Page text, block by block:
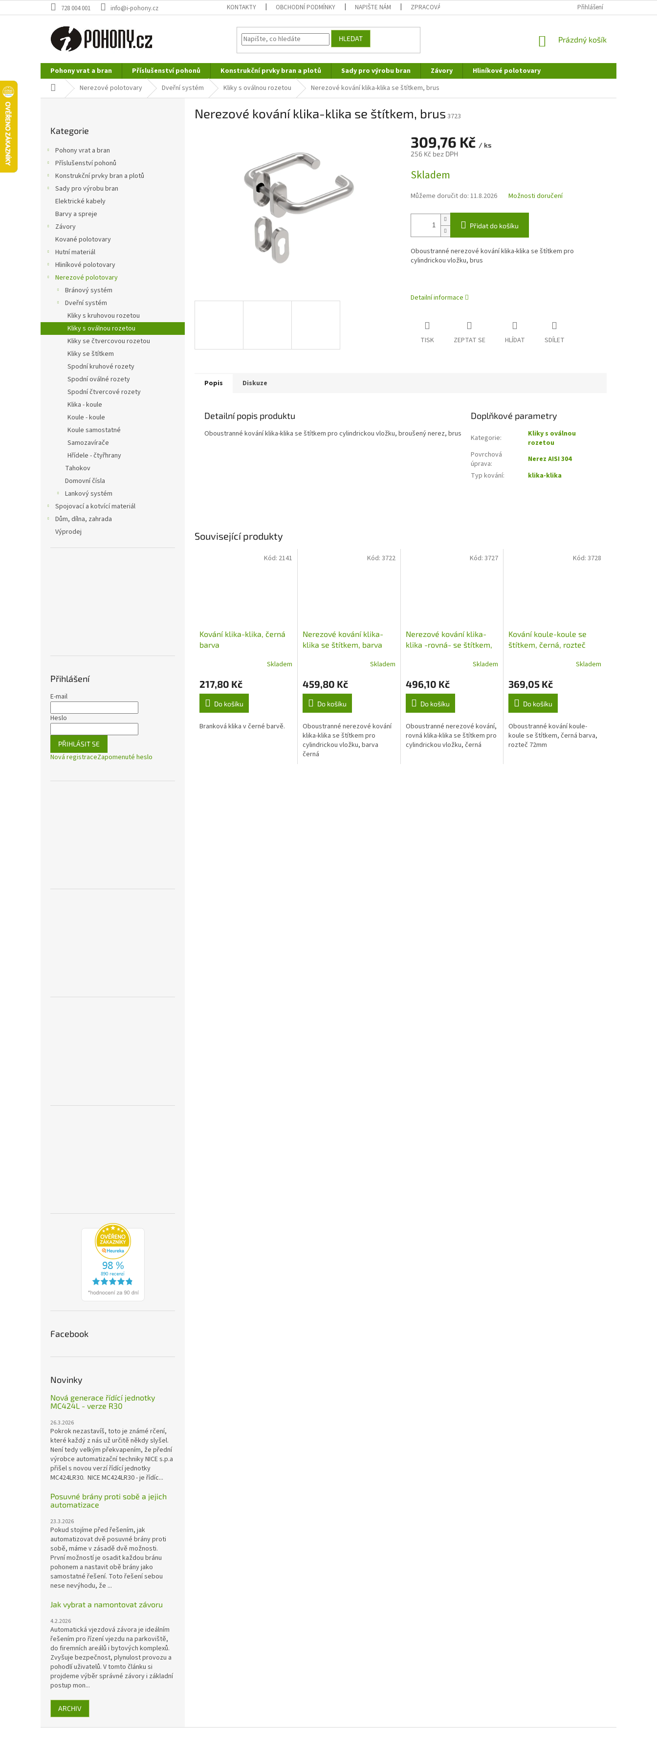
na
728 004 001 info@i-pohony.cz KONTAKTY OBCHODNÍ PODMÍNKY NAPIŠTE NÁM ZPRACOVÁNÍ OSOBNÍCH ÚDAJŮ REKLAMAČNÍ ŘÁD
Přihlášení
HLEDAT
NÁKUPNÍ
Prázdný košík
Pohony vrat a bran Příslušenství pohonů Konstrukční prvky bran a plotů Sady pro výrobu bran Závory
Hliníkové polotovary
Nerezové polotovary
Hutní materiál
Domů Nerezové polotovary Dveřní systém Kliky s oválnou rozetou Nerezové kování klika-klika se štítkem, brus
kategorie
Kategorie
Pohony vrat a bran
Příslušenství pohonů
Konstrukční prvky bran a plotů
Sady pro výrobu bran
Elektrické kabely
Barvy a spreje
Závory
Kované polotovary
Hutní materiál
Hliníkové polotovary
Nerezové polotovary
Bránový systém
Dveřní systém
Kliky s kruhovou rozetou
Kliky s oválnou rozetou
Kliky se čtvercovou rozetou
Kliky se štítkem
Spodní kruhové rozety
Spodní oválné rozety
Spodní čtvercové rozety
Klika - koule
Koule - koule
Koule samostatné
Samozavírače
Hřídele - čtyřhrany
Tahokov
Domovní čísla
Lankový systém
Spojovací a kotvící materiál
Dům, dílna, zahrada
Výprodej
Přihlášení
E-mail
Heslo
PŘIHLÁSIT SE
Nová registraceZapomenuté heslo
Facebook
Novinky
Nová generace řídící jednotky
MC424L - verze R30
26.3.2026
Pokrok nezastavíš, toto je známé rčení,
které každý z nás už určitě někdy slyšel.
Není tedy velkým překvapením, že přední
výrobce automatizační techniky NICE s.p.a
přišel s novou verzí řídící jednotky
MC424LR30. NICE MC424LR30 - je řídíc...
Posuvné brány proti sobě a jejich
automatizace
23.3.2026
Pokud stojíme před řešením, jak
automatizovat dvě posuvné brány proti
sobě, máme v zásadě dvě možnosti.
První možností je osadit každou bránu
pohonem a nastavit obě brány jako
samostatné řešení. Toto řešení sebou
nese nevýhodu, že ...
Jak vybrat a namontovat závoru
4.2.2026
Automatická vjezdová závora je ideálním
řešením pro řízení vjezdu na parkoviště,
do firemních areálů i bytových komplexů.
Zvyšuje bezpečnost, plynulost provozu a
pohodlí uživatelů. V tomto článku si
projdeme výběr správné závory i základní
postup mon...
ARCHIV
Nerezové kování klika-klika se štítkem, brus 3723
309,76 Kč / ks
256 Kč bez DPH
cena:
Skladem
Můžeme doručit do: 11.8.2026 Možnosti doručení
Přidat do košíku
Oboustranné nerezové kování klika-klika se štítkem pro
cylindrickou vložku, brus
Detailní informace
TISK ZEPTAT SE HLÍDAT SDÍLET
Související produkty
Kování klika-klika, černá
barva
Skladem
217,80 Kč
Do košíku
Branková klika v černé barvě.
Kód: 2141
Nerezové kování klika-
klika se štítkem, barva
Skladem
459,80 Kč
Do košíku
Oboustranné nerezové kování
klika-klika se štítkem pro
cylindrickou vložku, barva
černá
Kód: 3722
Nerezové kování klika-
klika -rovná- se štítkem,
Skladem
496,10 Kč
Do košíku
Oboustranné nerezové kování,
rovná klika-klika se štítkem pro
cylindrickou vložku, černá
Kód:3727
Kování koule-koule se
štítkem, černá, rozteč
Skladem
369,05 Kč
Do košíku
Oboustranné kování koule-
koule se štítkem, černá barva,
rozteč 72mm
Kód: 3728
Popis Diskuze
Detailní popis produktu
Oboustranné kování klika-klika se štítkem pro cylindrickou vložku, broušený nerez, brus
Doplňkové parametry
Kategorie:
Kliky s oválnou
rozetou
Povrchová
úprava:
Nerez AISI 304
Typ kování: klika-klika